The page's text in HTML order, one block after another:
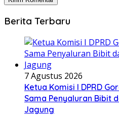
Berita Terbaru
7 Agustus 2026
Ketua Komisi I DPRD
Sama Penyaluran Bibit
Jagung